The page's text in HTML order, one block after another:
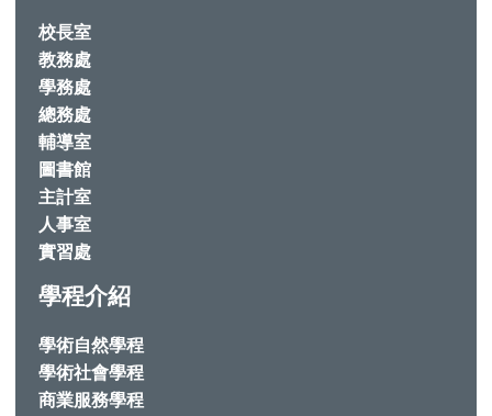
校長室
教務處
學務處
總務處
輔導室
圖書館
主計室
人事室
實習處
學程介紹
學術自然學程
學術社會學程
商業服務學程